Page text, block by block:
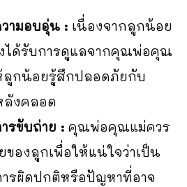
ามอบอุ่น : เนื่องจากลูกน้อย
ได้รับการดูแลจากคุณพ่อคุณ
ลูกน้อยรู้สึกปลอดภัยกับ
ลังคลอด
รขับถ่าย : คุณพ่อคุณแม่ควร
ของลูกเพื่อให้แน่ใจว่าเป็น
รผิดปกติหรือปัญหาที่อาจ